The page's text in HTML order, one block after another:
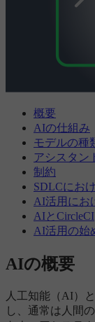
概要
AIの仕組み
モデルの種
アシスタン
制約
SDLCにお
AI活用にお
AIとCircleCI
AI活用の始
AIの概要
人工知能（AI）
し、通常は人間